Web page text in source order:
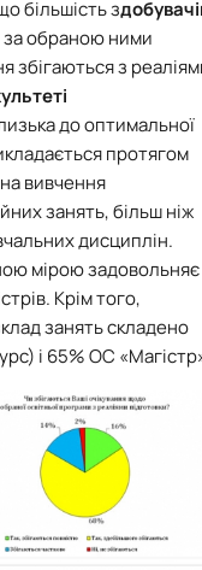
більшість з
за обраною ними
збігаються з
до оптимальної
протягом
вивчення
занять, більш ніж
дисциплін.
мірою задовольняє
Крім того,
занять складено
і 65% ОС